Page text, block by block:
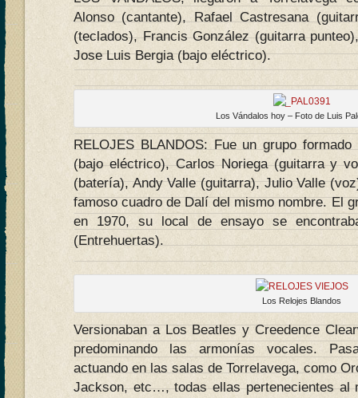
Alonso (cantante), Rafael Castresana
(teclados), Francis González (guitarra
Jose Luis Bergia (bajo eléctrico).
Los Vándalos hoy – Foto de Luis
RELOJES BLANDOS: Fue un grupo
(bajo eléctrico), Carlos Noriega (guitarra y
(batería), Andy Valle (guitarra), Julio Valle
famoso cuadro de Dalí del mismo nombre. El
en 1970, su local de ensayo se
(Entrehuertas).
Los Relojes Blandos
Versionaban a Los Beatles y Creedence
predominando las armonías vocales.
actuando en las salas de Torrelavega, como
Jackson, etc…, todas ellas pertenecientes al